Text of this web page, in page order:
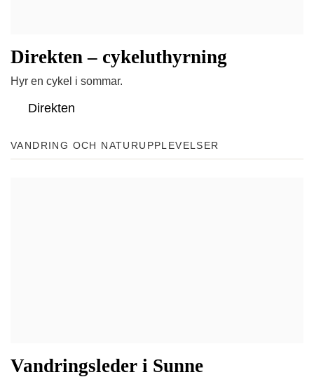
Direkten – cykeluthyrning
Hyr en cykel i sommar.
Direkten
VANDRING OCH NATURUPPLEVELSER
Vandringsleder i Sunne